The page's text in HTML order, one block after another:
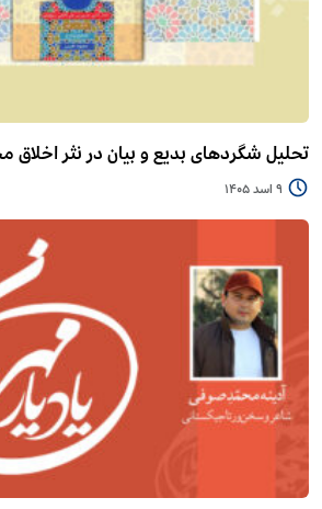
تحلیل شگردهای بدیع و بیان در نثر
9 اسد 1405